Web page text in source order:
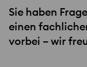
Sie haben
einen
vorbei – wir